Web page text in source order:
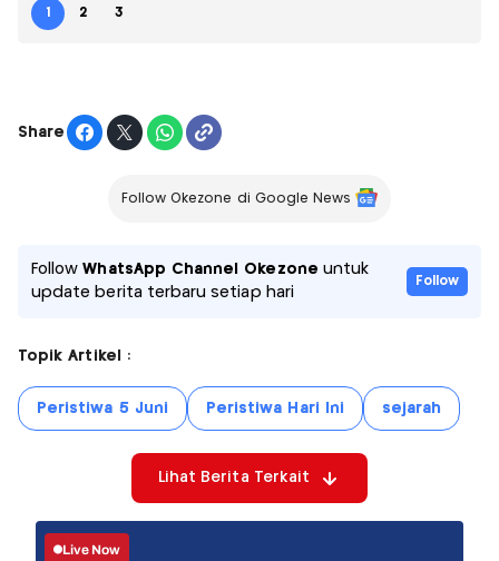
1 2 3
Share
Follow Okezone di Google News
FollowWhatsApp Channel Okezone untuk
update berita terbaru setiap hari
Follow
Topik Artikel :
Peristiwa 5 Juni Peristiwa Hari Ini sejarah
Lihat Berita Terkait
Live Now